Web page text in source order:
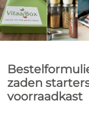
zaden
voorraadkast